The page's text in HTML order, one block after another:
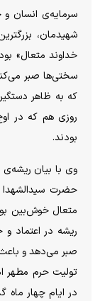
سرمایه‌ی انسان و
شهیدمان،
خداوند متعال»
سختی‌ها صبر
که به ظاهر
روزی هم که در
بودند.
وی با بیان
حضرت
متعال خوش‌بین
ریشه در اعتماد
صبر می‌دهد و باعث
تولیت حرم مطهر
در ایام چهار ماه